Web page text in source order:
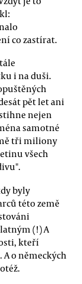
co zastírat.
i na duši.
pět let ani
nejen
samotné
tři miliony
všech
byly
této země
(!) A
kteří
o německých